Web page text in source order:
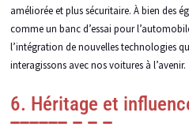
améliorée et plus sécuritaire. À bien des
comme un banc d’essai pour
l’intégration de nouvelles technologies
interagissons avec nos voitures à l’avenir.
6. Héritage et